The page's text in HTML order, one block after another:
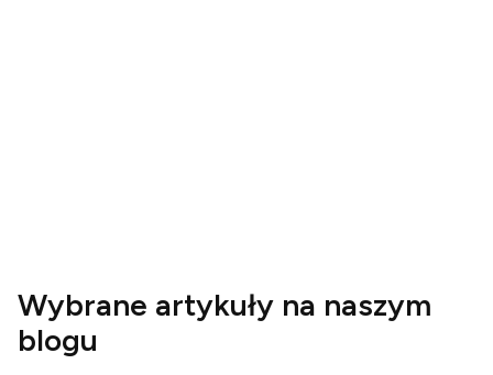
Wybrane artykuły na naszym
blogu